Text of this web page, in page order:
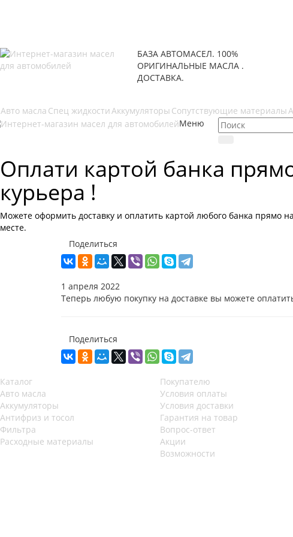
БАЗА АВТОМАСЕЛ. 100%
ОРИГИНАЛЬНЫЕ МАСЛА .
ДОСТАВКА.
Авто масла Спец жидкостиАккумуляторы Сопутствующие материалы
Меню
Оплати картой банка
курьера !
Можете оформить доставку и оплатить картой любого банка прямо на
месте.
Поделиться
1 апреля 2022
Теперь любую покупку на доставке вы можете
Поделиться
Каталог
Авто масла
Аккумуляторы
Антифриз и тосол
Фильтра
Расходные материалы
Покупателю
Условия оплаты
Условия доставки
Гарантия на товар
Вопрос-ответ
Акции
Возможности